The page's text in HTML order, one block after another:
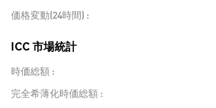
価格変動(24時間)
ICC 市場統計
時価総額
完全希薄化時価総額